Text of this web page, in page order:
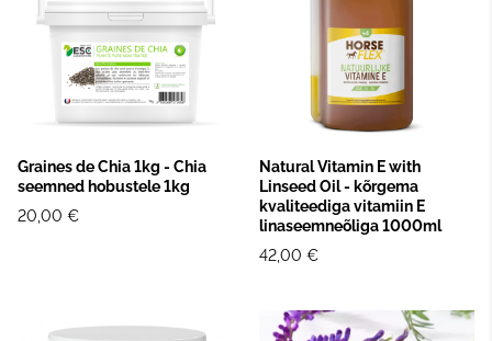
Graines de Chia 1kg - Chia
seemned hobustele 1kg
20,00 €
Natural Vitamin E with
Linseed Oil - kõrgema
kvaliteediga vitamiin E
linaseemneõliga 1000ml
42,00 €